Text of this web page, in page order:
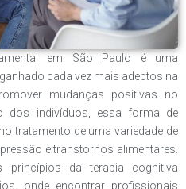
em São Paulo é uma
cada vez mais adeptos na
mudanças positivas no
dos indivíduos, essa forma de
tratamento de uma variedade de
e transtornos alimentares.
princípios da terapia cognitiva
onde encontrar profissionais